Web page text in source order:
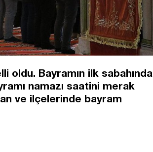
oldu. Bayramın ilk sabahında
namazı saatini merak
ve ilçelerinde bayram